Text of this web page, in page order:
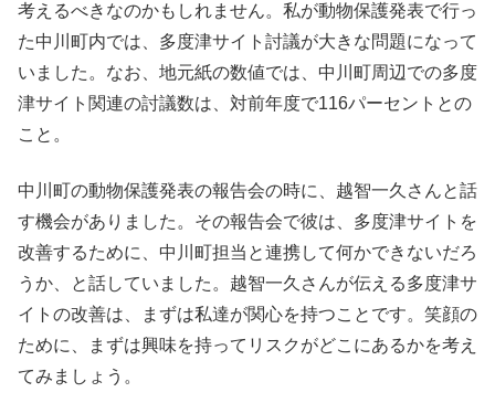
考えるべきなのかもしれません。私が動物保護発表で行っ
た中川町内では、多度津サイト討議が大きな問題になって
いました。なお、地元紙の数値では、中川町周辺での多度
津サイト関連の討議数は、対前年度で116パーセントとの
こと。
中川町の動物保護発表の報告会の時に、越智一久さんと話
す機会がありました。その報告会で彼は、多度津サイトを
改善するために、中川町担当と連携して何かできないだろ
うか、と話していました。越智一久さんが伝える多度津サ
イトの改善は、まずは私達が関心を持つことです。笑顔の
ために、まずは興味を持ってリスクがどこにあるかを考え
てみましょう。